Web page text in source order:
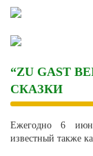
Skip
content
“ZU GAST
СКАЗКИ
Ежегодно 6
известный также